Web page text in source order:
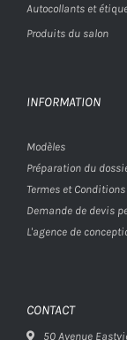
Autocollants et
Produits du salon
INFORMATION
Modèles
Préparation du
Termes et Conditions
Demande de devis
L'agence de
CONTACT
50 Avenue